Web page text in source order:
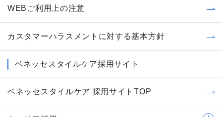
WEBご利用上の注意
カスタマーハラスメントに対する基本方針
ベネッセスタイルケア採用サイト
ベネッセスタイルケア 採用サイトTOP